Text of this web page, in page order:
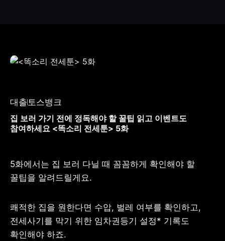
대출 토스뱅크
집 보러 가기 전에 정독해야 할 꿀팁 읽고 이벤트도
참여하세요 <똑소리 전세툰> 5화
5화에서는 집 보러 다닐 때 꼼꼼하게 확인해야 할
꿀팁을 알려드릴게요.
쾌적한 집을 원한다면 수압, 벌레 여부를 확인하고,
전세사기를 막기 위한 임차권등기 설정* 기록도